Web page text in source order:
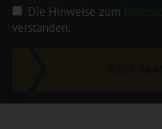
Die Hinweise zum
verstanden.